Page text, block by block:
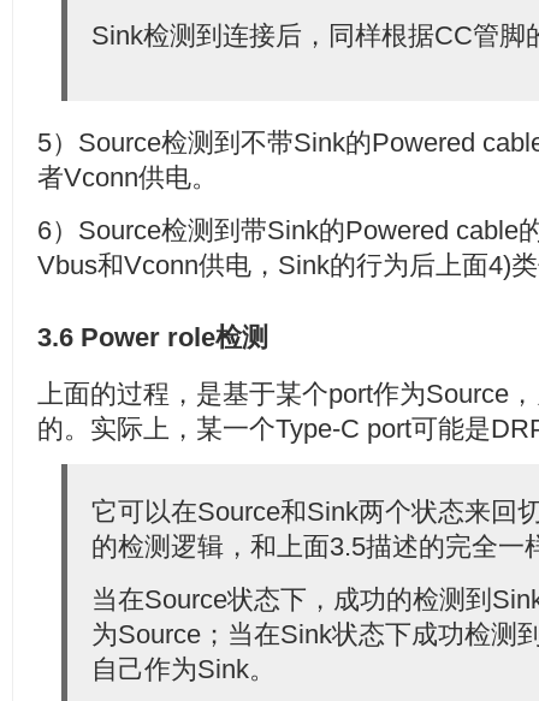
Sink检测到连接后，同样根据CC管脚
5）Source检测到不带Sink的Powered
者Vconn供电。
6）Source检测到带Sink的Powered cable
Vbus和Vconn供电，Sink的行为后上面4)
3.6 Power role检测
上面的过程，是基于某个port作为Source
的。实际上，某一个Type-C port可能是
它可以在Source和Sink两个状态来回
的检测逻辑，和上面3.5描述的完全一
当在Source状态下，成功的检测到
为Source；当在Sink状态下成功检测
自己作为Sink。